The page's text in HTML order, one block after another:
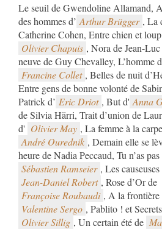
Le seuil de Gwendoline Allamand,
des hommes d’ Arthur Brügger , La
Catherine Cohen, Entre chien et loup
Olivier Chapuis , Nora de Jean-
neuve de Guy Chevalley, L’homme
Francine Collet , Belles de nuit
Entre gens de bonne volonté de
Patrick d’ Eric Driot , But d' Anna
de Silvia Härri, Trait d’union de
d' Olivier May , La femme à la
André Ourednik , Demain elle se
heure de Nadia Peccaud, Tu n’as
Sébastien Ramseier , Les
Jean-Daniel Robert , Rose d’Or de
Françoise Roubaudi , A la frontière
Valentine Sergo , Pablito ! et
Olivier Sillig , Un certain été de